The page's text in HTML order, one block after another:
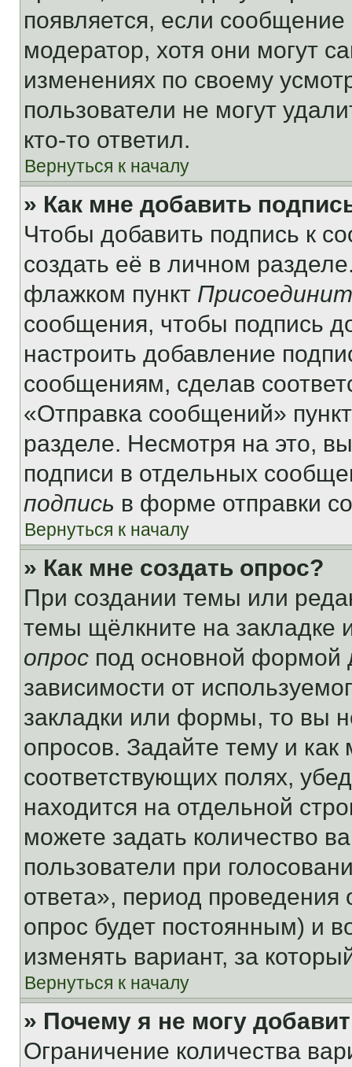
появляется, если
модератор, хотя они могут
изменениях по своему
пользователи не могут
кто-то ответил.
Вернуться к началу
» Как мне добавить
Чтобы добавить подпись к
создать её в личном
флажком пункт
сообщения, чтобы подпись
настроить добавление
сообщениям, сделав
«Отправка сообщений»
разделе. Несмотря на это,
подписи в отдельных
подпись в форме отправки
Вернуться к началу
» Как мне создать опрос?
При создании темы или
темы щёлкните на
опрос под основной формой
зависимости от
закладки или формы, то вы
опросов. Задайте тему и
соответствующих полях,
находится на отдельной
можете задать количество
пользователи при
ответа», период проведения
опрос будет постоянным) и
изменять вариант, за
Вернуться к началу
» Почему я не могу
Ограничение количества